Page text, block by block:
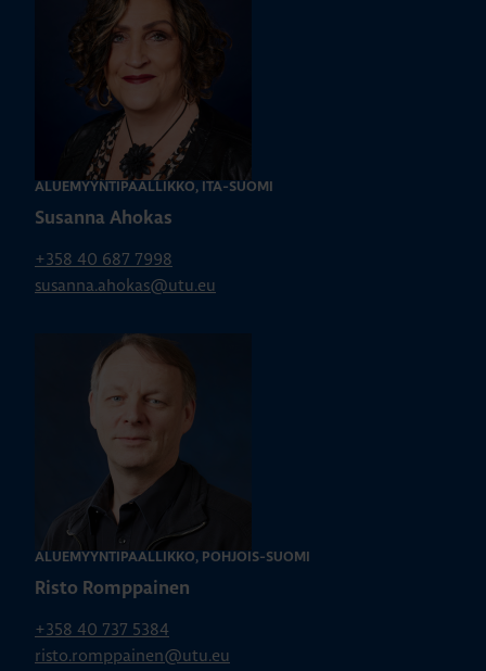
ALUEMYYNTIPÄÄLLIKKÖ, ITÄ-SUOMI
Susanna Ahokas
+358 40 687 7998
susanna.ahokas@utu.eu
ALUEMYYNTIPÄÄLLIKKÖ, POHJOIS-SUOMI
Risto Romppainen
+358 40 737 5384
risto.romppainen@utu.eu